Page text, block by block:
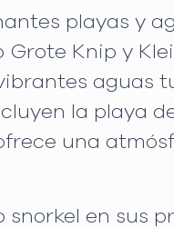
playas y
Knip y
aguas
la playa
una
en sus